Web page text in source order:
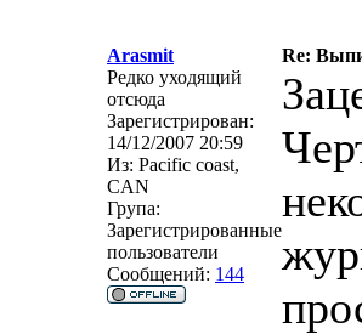
Arasmit
Re:
Редко уходящий
отсюда
Зарегистрирован:
14/12/2007 20:59
Из: Pacific coast,
CAN
Група:
Зарегистрированные
пользователи
Сообщений: 144